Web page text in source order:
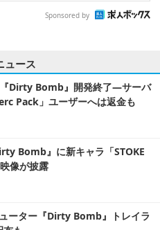
Sponsored by
ュース
『Dirty Bomb』開発終了―サーバ
Pack」ユーザーへは返金も
Bomb』に新キャラ「STOKE
像が披露
ューター『Dirty Bomb』トレイラ